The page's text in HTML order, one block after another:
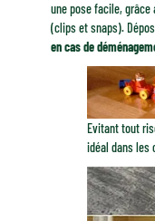
une pose facile, grâce
(clips et snaps).
en cas de
Evitant tout
idéal dans les